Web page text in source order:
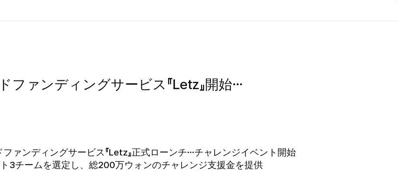
ファンディングサービス『Letz』開始…
ァンディングサービス『Letz』正式ローンチ…チャレンジイベント開始
3チームを選定し、総200万ウォンのチャレンジ支援金を提供